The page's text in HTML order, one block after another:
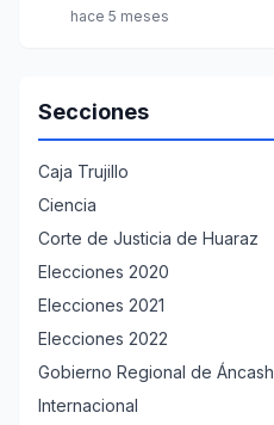
hace 5 meses
Secciones
Caja Trujillo
Ciencia
Corte de Justicia de Huaraz
Elecciones 2020
Elecciones 2021
Elecciones 2022
Gobierno Regional de Áncash
Internacional